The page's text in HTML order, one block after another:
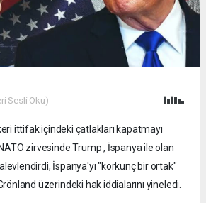
Sesli Oku)
ittifak içindeki çatlakları kapatmayı
zirvesinde Trump , İspanya ile olan
İspanya'yı "korkunç bir ortak"
üzerindeki hak iddialarını yineledi.